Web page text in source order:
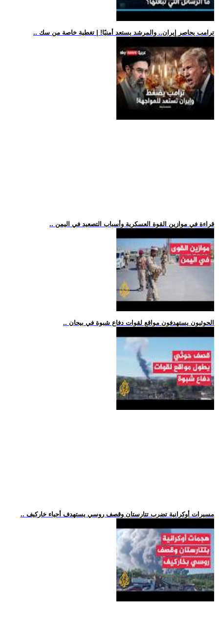
.. ترامب يحاصر إيران.. والمرشد يستعد أمنيًا! | تغطية خاصة من سك
.. قراءة في موازين القوة العسكرية وأسباب التصعيد في اليمن
.. الحوثيون يستهدفون مواقع لقوات دفاع شبوة في بيحان
.. مسيرات أوكرانية تضرب تتارستان وقصف روسي يستهدف أحياء خاركيف